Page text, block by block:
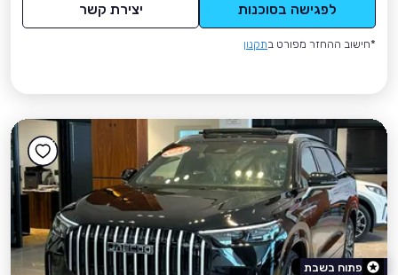
לפגישה בסוכנות יצירת קשר
*חישוב ההחזר מפורט בתקנון
פתוח בשבת